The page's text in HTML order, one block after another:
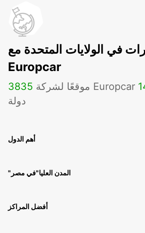
في الولايات المتحدة مع
Europcar
3835
دولة
أهم الدول
"المدن العليا"في مصر
أفضل المراكز